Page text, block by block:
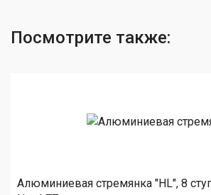
Посмотрите также:
Алюминиевая стремянка "HL", 8